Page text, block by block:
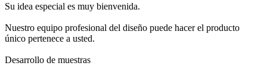
Su idea especial es muy bienvenida.
Nuestro equipo profesional del diseño puede hacer el producto
único pertenece a usted.
Desarrollo de muestras